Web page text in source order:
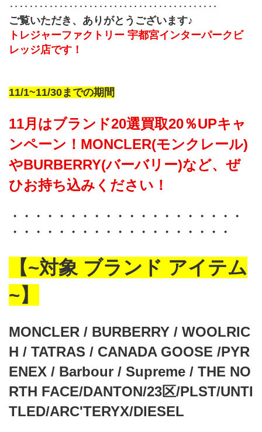
‥‥‥‥‥‥‥‥‥‥‥‥‥‥‥‥‥‥‥‥‥
ご覧いただき、ありがとうございます♪
トレジャーファクトリー 宇都宮インターパークビ
レッジ店です！
11/1~11/30までの期間
11月はブランド20選買取20％UPキャ
ンペーン！MONCLER(モンクレール)
やBURBERRY(バーバリー)など、ぜ
ひお持ち込みください！
・・・・・・・・・・・・・・・・・・・・
・・・・・・・・・・・・・・・・・・・
【~対象 ブランド アイテム
~】
MONCLER / BURBERRY / WOOLRIC
H / TATRAS / CANADA GOOSE /PYR
ENEX / Barbour / Supreme / THE NO
RTH FACE/DANTON/23区/PLST/UNTI
TLED/ARC'TERYX/DIESEL